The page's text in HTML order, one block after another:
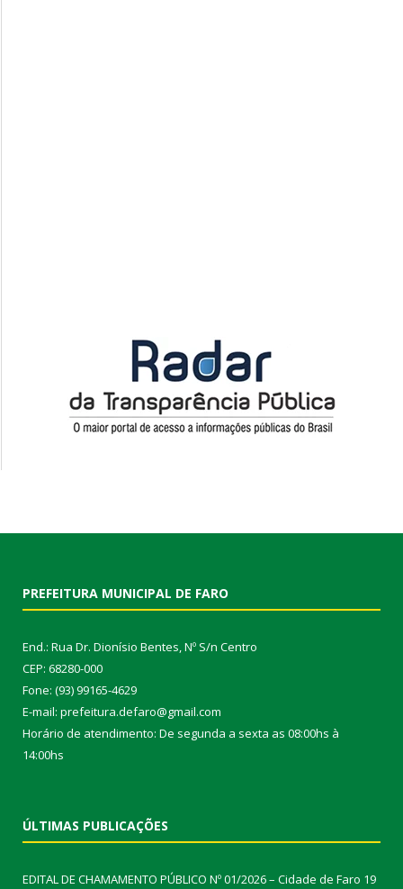
PREFEITURA MUNICIPAL DE FARO
End.: Rua Dr. Dionísio Bentes, Nº S/n Centro
CEP: 68280-000
Fone: (93) 99165-4629
E-mail: prefeitura.defaro@gmail.com
Horário de atendimento: De segunda a sexta as 08:00hs à
14:00hs
ÚLTIMAS PUBLICAÇÕES
EDITAL DE CHAMAMENTO PÚBLICO Nº 01/2026 – Cidade de Faro 19